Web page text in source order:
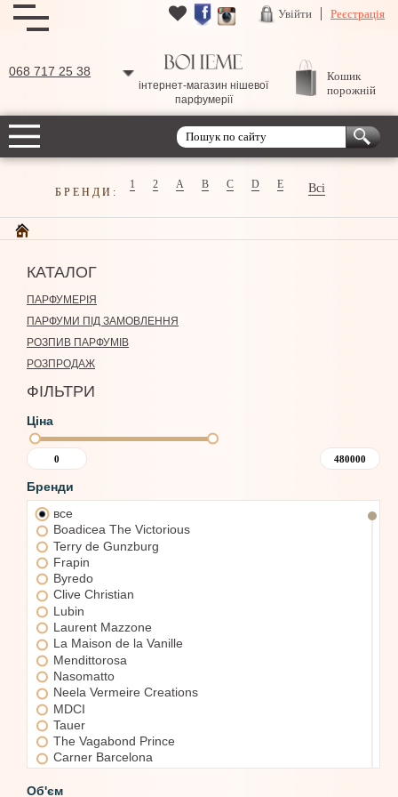
Увійти Реєстрація
068 717 25 38
інтернет-магазин нішевої
парфумерії
Кошик
порожній
БРЕНДИ:
1 2 A B C D E Всі
КАТАЛОГ
ПАРФУМЕРІЯ
ПАРФУМИ ПІД ЗАМОВЛЕННЯ
РОЗПИВ ПАРФУМІВ
РОЗПРОДАЖ
ФІЛЬТРИ
Ціна
Бренди
все
Boadicea The Victorious
Terry de Gunzburg
Frapin
Byredo
Clive Christian
Lubin
Laurent Mazzone
La Maison de la Vanille
Mendittorosa
Nasomatto
Neela Vermeire Creations
MDCI
Tauer
The Vagabond Prince
Carner Barcelona
Bois 1920
Об'єм